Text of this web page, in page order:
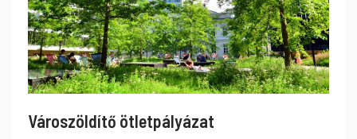
Városzöldítő ötletpályázat